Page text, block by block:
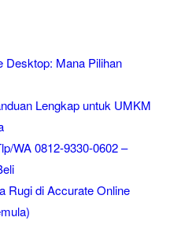
Mana Pilihan
Lengkap untuk UMKM
WA 0812-9330-0602 –
Rugi di Accurate Online